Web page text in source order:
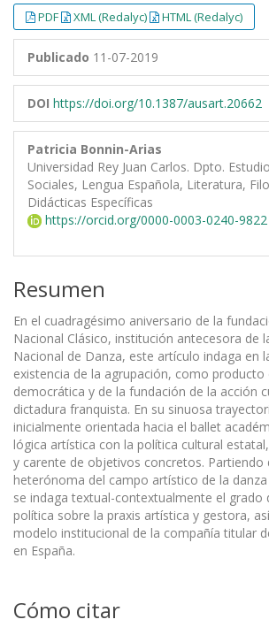
PDF XML (Redalyc) HTML (Redalyc)
Publicado 11-07-2019
DOI https://doi.org/10.1387/ausart.20662
Patricia Bonnin-Arias
Universidad Rey Juan Carlos. Dpto.
Sociales, Lengua Española, Literatura,
Didácticas Específicas
https://orcid.org/0000-0003-0240-9822
Resumen
En el cuadragésimo aniversario de la
Nacional Clásico, institución antecesora de
Nacional de Danza, este artículo indaga en
existencia de la agrupación, como producto
democrática y de la fundación de la acción
dictadura franquista. En su sinuosa
inicialmente orientada hacia el ballet
lógica artística con la política cultural
y carente de objetivos concretos. Partiendo
heterónoma del campo artístico de la
se indaga textual-contextualmente el grado
política sobre la praxis artística y gestora,
modelo institucional de la compañía titular
en España.
Cómo citar